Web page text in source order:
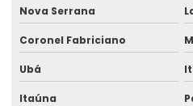
Montagem de barramento
Montagem de caminho de
Nova Serrana
Coronel Fabriciano
Ubá
Itaúna